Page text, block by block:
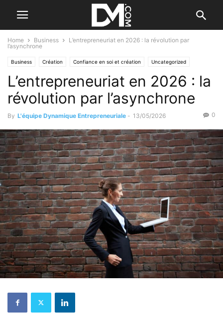
Home Business
L’entrepreneuriat en 2026 : la révolution par
l’asynchrone
Business Création Confiance en soi et création Uncategorized
L’entrepreneuriat en 2026 : la
révolution par l’asynchrone
By L'équipe Dynamique Entrepreneuriale - 13/05/2026 0